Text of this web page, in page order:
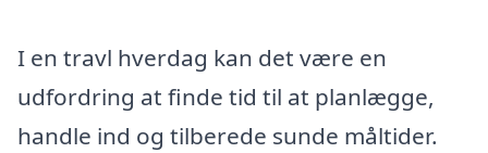
I en travl hverdag kan det være en
udfordring at finde tid til at planlægge,
handle ind og tilberede sunde måltider.